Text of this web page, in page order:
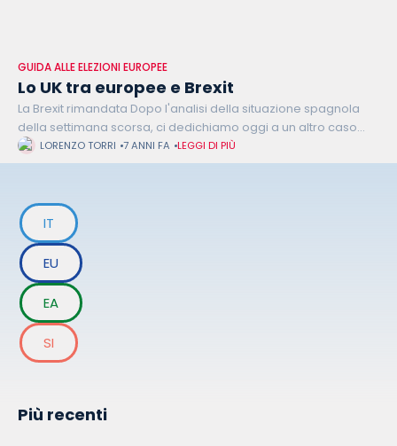
GUIDA ALLE ELEZIONI EUROPEE
Lo UK tra europee e Brexit
La Brexit rimandata Dopo l'analisi della situazione spagnola
della settimana scorsa, ci dedichiamo oggi a un altro caso
interessante: quello inglese. Contrariamente alle previsioni,
infatti, il Regno Unito parteciperà alle elezioni
LORENZO TORRI 7 ANNI FA LEGGI DI PIÙ
IT
EU
EA
SI
Più recenti